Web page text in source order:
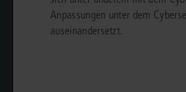
Familienrecht
Handels- und
Anpassungen unter dem
auseinandersetzt.